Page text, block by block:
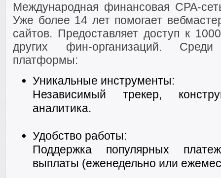
Международная финансовая CPA-
Уже более 14 лет помогает
сайтов. Предоставляет доступ к
других фин-организаций.
платформы:
Уникальные инструменты:
Независимый трекер,
аналитика.
Удобство работы:
Поддержка популярных
выплаты (еженедельно или